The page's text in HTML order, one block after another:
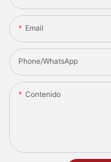
Email
Phone/whatsApp
Contenido